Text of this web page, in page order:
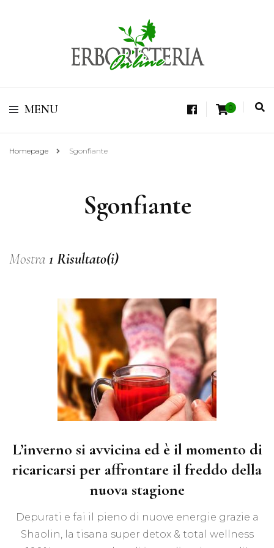
Erboristeria Shop
Online Tisane
Vendita di Botaniche, Erbe e Spezie Officinali, Tisane Terapeutiche Esclusive,
MENU 0
Homepage Sgonfiante
Sgonfiante
Mostra 1 Risultato(i)
L’inverno si avvicina ed è il momento di
ricaricarsi per affrontare il freddo della
nuova stagione
Depurati e fai il pieno di nuove energie grazie a
Shaolin, la tisana super detox & total wellness